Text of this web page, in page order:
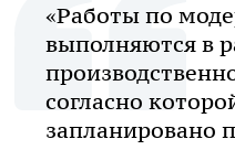
«Работы по
выполняются в
согласно
запланировано